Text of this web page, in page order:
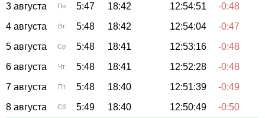
3 августа
Пн 5:47 18:42 12:54:51
-0:48
4 августа
Вт 5:48 18:42 12:54:04
-0:47
5 августа
Ср 5:48 18:41 12:53:16
-0:48
6 августа
Чт 5:48 18:41 12:52:28
-0:48
7 августа
Пт 5:48 18:40 12:51:39
-0:49
8 августа
Сб 5:49 18:40 12:50:49
-0:50